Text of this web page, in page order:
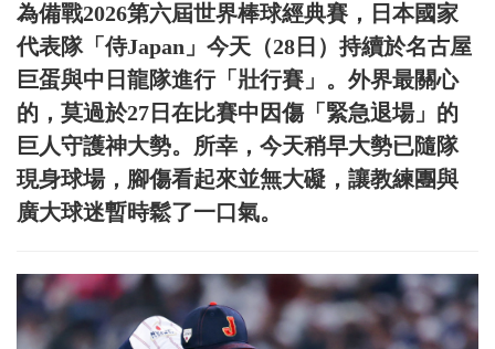
為備戰2026第六屆世界棒球經典賽，日本國家
代表隊「侍Japan」今天（28日）持續於名古屋
巨蛋與中日龍隊進行「壯行賽」。外界最關心
的，莫過於27日在比賽中因傷「緊急退場」的
巨人守護神大勢。所幸，今天稍早大勢已隨隊
現身球場，腳傷看起來並無大礙，讓教練團與
廣大球迷暫時鬆了一口氣。